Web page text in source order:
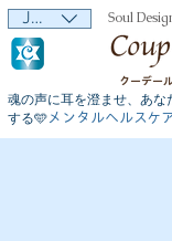
クーデー
魂の声に耳を澄ませ、あな
する🩵 メンタルヘルスケ
JPY (¥) Soul